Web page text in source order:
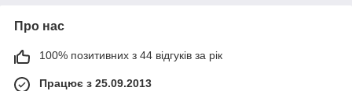
Про нас
100% позитивних з 44 відгуків за рік
Працює з 25.09.2013